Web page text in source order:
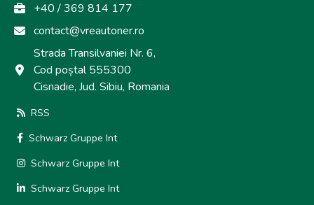
+40 / 369 814 177
contact@vreautoner.ro
Strada Transilvaniei Nr. 6,
Cod poștal 555300
Cisnadie, Jud. Sibiu, Romania
RSS
Schwarz Gruppe Int
Schwarz Gruppe Int
Schwarz Gruppe Int